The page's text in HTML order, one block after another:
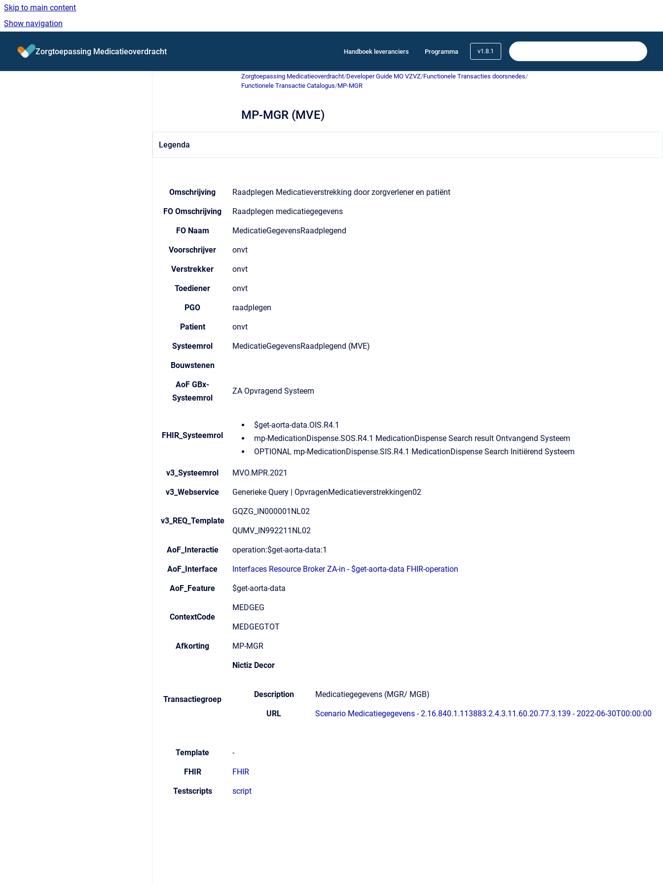
Skip to main content
Show navigation
Go to homepage
Zorgtoepassing Medicatieoverdracht Handboek leveranciers Programma v1.8.1
Zorgtoepassing Medicatieoverdracht/Developer Guide MO VZVZ/Functionele Transacties doorsnedes/
Functionele Transactie Catalogus/MP-MGR
MP-MGR (MVE)
Legenda
Omschrijving Raadplegen Medicatieverstrekking door zorgverlener en patiënt
FO Omschrijving Raadplegen medicatiegegevens
FO Naam MedicatieGegevensRaadplegend
Voorschrijver onvt
Verstrekker onvt
Toediener onvt
PGO raadplegen
Patient onvt
Systeemrol MedicatieGegevensRaadplegend (MVE)
Bouwstenen
AoF GBx-
Systeemrol
ZA Opvragend Systeem
FHIR_Systeemrol
$get-aorta-data.OIS.R4.1
mp-MedicationDispense.SOS.R4.1 MedicationDispense Search result Ontvangend Systeem
OPTIONAL mp-MedicationDispense.SIS.R4.1 MedicationDispense Search Initiërend Systeem
v3_Systeemrol MVO.MPR.2021
v3_Webservice Generieke Query | OpvragenMedicatieverstrekkingen02
v3_REQ_Template
GQZG_IN000001NL02
QUMV_IN992211NL02
AoF_Interactie operation:$get-aorta-data:1
AoF_Interface Interfaces Resource Broker ZA-in - $get-aorta-data FHIR-operation
AoF_Feature $get-aorta-data
ContextCode
MEDGEG
MEDGEGTOT
Afkorting MP-MGR
Transactiegroep
Nictiz Decor
Description Medicatiegegevens (MGR/ MGB)
URL Scenario Medicatiegegevens - 2.16.840.1.113883.2.4.3.11.60.20.77.3.139 - 2022-06-30T00:00:00
Template -
FHIR FHIR
Testscripts script